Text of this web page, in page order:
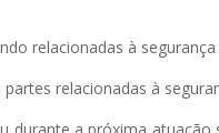
relacionadas à
relacionadas à